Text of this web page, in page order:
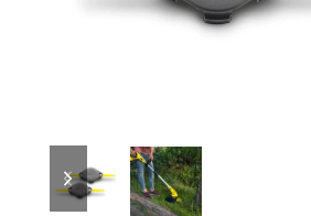
slide
slide